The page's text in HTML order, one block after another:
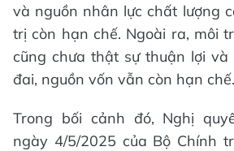
và nguồn nhân lực chất lượng
trị còn hạn chế. Ngoài ra, môi
cũng chưa thật sự thuận lợi
đai, nguồn vốn vẫn còn hạn chế.
Trong bối cảnh đó, Nghị
ngày 4/5/2025 của Bộ Chính